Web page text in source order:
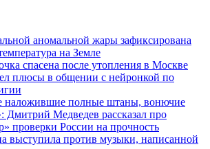
аномальной жары зафиксирована
на Земле
спасена после утопления в Москве
плюсы в общении с нейронкой по
наложившие полные штаны, вонючие
Дмитрий Медведев рассказал про
проверки России на прочность
выступила против музыки, написанной